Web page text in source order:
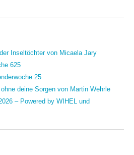
Inseltöchter von Micaela Jary
625
25
deine Sorgen von Martin Wehrle
– Powered by WIHEL und